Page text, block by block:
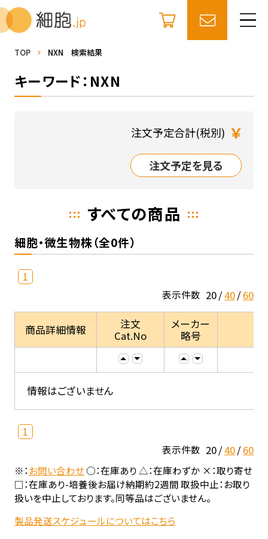
TOP NXN 検索結果
キーワード：NXN
注文予定合計(税別) ￥
注文予定を見る
すべての商品
細胞・微生物株（全0件）
1
表示件数 20 40 60
商品詳細情報
注文
Cat.No
メーカー
略号
情報はございません
1
表示件数 20 40 60
※：お問い合わせ○：在庫あり △：在庫わずか ×：取り寄せ
□：在庫あり-培養後お届け納期約2週間 取扱中止：お取り
扱いを中止しております。同等品はございません。
製品発送スケジュールについてはこちら